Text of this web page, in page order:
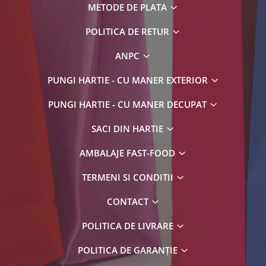
METODE DE PLATA
POLITICA DE RETUR
ANPC
PUNGI HARTIE - CU MANER EXTERIOR
PUNGI HARTIE - CU MANER DECUPAT
SACI DIN HARTIE
AMBALAJE FAST-FOOD
TERMENI SI CONDITII
CONTACT
POLITICA DE LIVRARE
POLITICA DE GARANȚIE